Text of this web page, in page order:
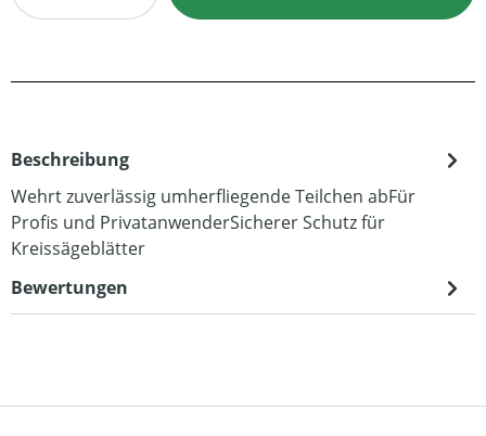
Beschreibung
Wehrt zuverlässig umherfliegende Teilchen abFür
Profis und PrivatanwenderSicherer Schutz für
Kreissägeblätter
Bewertungen